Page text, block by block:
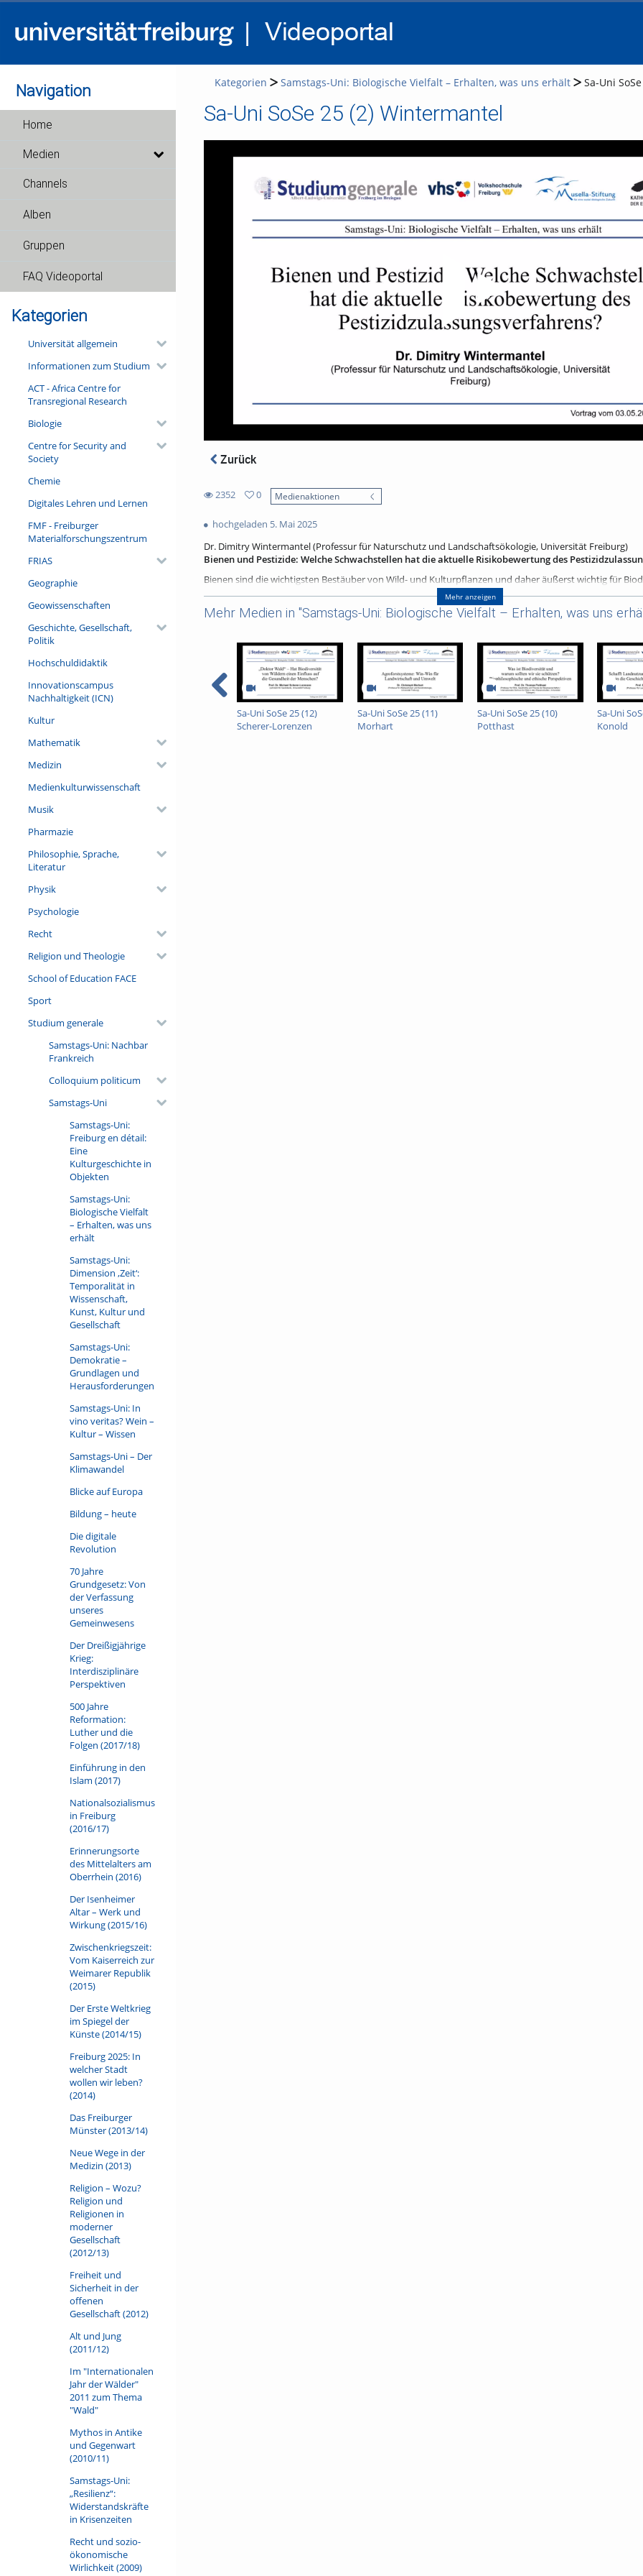
Navigation
Home
Medien
Channels
Alben
Gruppen
FAQ Videoportal
Kategorien
Universität allgemein
Informationen zum Studium
ACT - Africa Centre for
Transregional Research
Biologie
Centre for Security and
Society
Chemie
Digitales Lehren und Lernen
FMF - Freiburger
Materialforschungszentrum
FRIAS
Geographie
Geowissenschaften
Geschichte, Gesellschaft,
Politik
Hochschuldidaktik
Innovationscampus
Nachhaltigkeit (ICN)
Kultur
Mathematik
Medizin
Medienkulturwissenschaft
Musik
Pharmazie
Philosophie, Sprache,
Literatur
Physik
Psychologie
Recht
Religion und Theologie
School of Education FACE
Sport
Studium generale
Samstags-Uni: Nachbar
Frankreich
Colloquium politicum
Samstags-Uni
Samstags-Uni:
Freiburg en détail:
Eine
Kulturgeschichte in
Objekten
Samstags-Uni:
Biologische Vielfalt
– Erhalten, was uns
erhält
Samstags-Uni:
Dimension ‚Zeit‘:
Temporalität in
Wissenschaft,
Kunst, Kultur und
Gesellschaft
Samstags-Uni:
Demokratie –
Grundlagen und
Herausforderungen
Samstags-Uni: In
vino veritas? Wein –
Kultur – Wissen
Samstags-Uni – Der
Klimawandel
Blicke auf Europa
Bildung – heute
Die digitale
Revolution
70 Jahre
Grundgesetz: Von
der Verfassung
unseres
Gemeinwesens
Der Dreißigjährige
Krieg:
Interdisziplinäre
Perspektiven
500 Jahre
Reformation:
Luther und die
Folgen (2017/18)
Einführung in den
Islam (2017)
Nationalsozialismus
in Freiburg
(2016/17)
Erinnerungsorte
des Mittelalters am
Oberrhein (2016)
Der Isenheimer
Altar – Werk und
Wirkung (2015/16)
Zwischenkriegszeit:
Vom Kaiserreich zur
Weimarer Republik
(2015)
Der Erste Weltkrieg
im Spiegel der
Künste (2014/15)
Freiburg 2025: In
welcher Stadt
wollen wir leben?
(2014)
Das Freiburger
Münster (2013/14)
Neue Wege in der
Medizin (2013)
Religion – Wozu?
Religion und
Religionen in
moderner
Gesellschaft
(2012/13)
Freiheit und
Sicherheit in der
offenen
Gesellschaft (2012)
Alt und Jung
(2011/12)
Im "Internationalen
Jahr der Wälder"
2011 zum Thema
"Wald"
Mythos in Antike
und Gegenwart
(2010/11)
Samstags-Uni:
„Resilienz“:
Widerstandskräfte
in Krisenzeiten
Recht und sozio-
ökonomische
Wirlichkeit (2009)
Kategorien Samstags-Uni: Biologische Vielfalt – Erhalten, was uns erhält Sa-Uni
Sa-Uni SoSe 25 (2) Wintermantel
Zurück
2352
views
0
favorites
Medienaktionen
hochgeladen 5. Mai 2025
Dr. Dimitry Wintermantel (Professur für Naturschutz und Landschaftsökologie, Universität Freiburg)
Bienen und Pestizide: Welche Schwachstellen hat die aktuelle Risikobewertung des
Bienen sind die wichtigsten Bestäuber von Wild- und Kulturpflanzen und daher äußerst wichtig für
landwirtschaftliche Produktivität. In Europa gibt es etwa 2000 Bienenarten, doch die Vielfalt der Bienen
Einer der Hauptstressoren von Bienen sind Pflanzenschutzmittel. Obwohl diese vor ihrer Zulassung
hat insbesondere das Beispiel der Neonikotinoid-Insektizide gezeigt, dass der Einsatz von zugelassenen
da Pestizidtests überwiegend an Honigbienen durchgeführt werden, und erläutert dann, wie das Risiko
Bienen in der Europäischen Union bewertet wird. Zudem wird kritisch hinterfragt, ob Honigbienen ein
Modellorganismus für Wildbienen oder allgemein für Bestäuber sind, und auch der Frage
bienenschädigende Neonikotinoide dennoch als sicher eingestuft wurden.
Referent/in:
Dr. Dimitry Wintermantel (Professur für Naturschutz und
Landschaftsökologie, Universität Freiburg)
Mehr anzeigen
Mehr Medien in "Samstags-Uni: Biologische Vielfalt – Erhalten, was uns
Sa-Uni SoSe 25 (12)
Scherer-Lorenzen
Sa-Uni SoSe 25 (11)
Morhart
Sa-Uni SoSe 25 (10)
Potthast
Sa-Uni
Konold